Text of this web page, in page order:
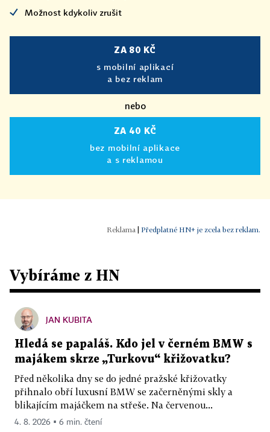
Možnost kdykoliv zrušit
ZA 80 KČ
s mobilní aplikací
a bez reklam
nebo
ZA 40 KČ
bez mobilní aplikace
a s reklamou
Předplatné HN+ je zcela bez reklam.
Vybíráme z HN
JAN KUBITA
Hledá se papaláš. Kdo jel v černém BMW s
majákem skrze „Turkovu“ křižovatku?
Před několika dny se do jedné pražské křižovatky
přihnalo obří luxusní BMW se začerněnými skly a
blikajícím majáčkem na střeše. Na červenou...
4. 8. 2026 ▪ 6 min. čtení